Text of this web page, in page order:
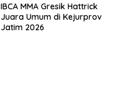
IBCA MMA Gresik Hattrick
Juara Umum di Kejurprov
Jatim 2026